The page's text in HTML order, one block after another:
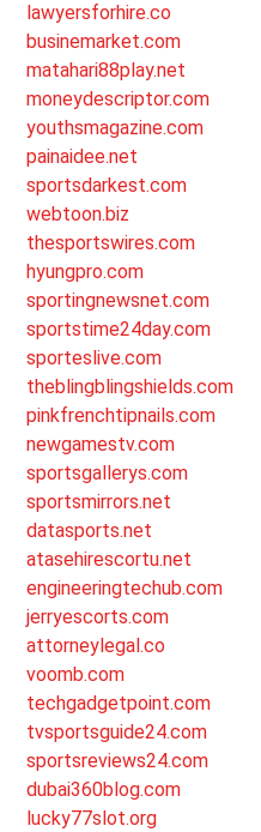
lawyersforhire.co
businemarket.com
matahari88play.net
moneydescriptor.com
youthsmagazine.com
painaidee.net
sportsdarkest.com
webtoon.biz
thesportswires.com
hyungpro.com
sportingnewsnet.com
sportstime24day.com
sporteslive.com
theblingblingshields.com
pinkfrenchtipnails.com
newgamestv.com
sportsgallerys.com
sportsmirrors.net
datasports.net
atasehirescortu.net
engineeringtechub.com
jerryescorts.com
attorneylegal.co
voomb.com
techgadgetpoint.com
tvsportsguide24.com
sportsreviews24.com
dubai360blog.com
lucky77slot.org